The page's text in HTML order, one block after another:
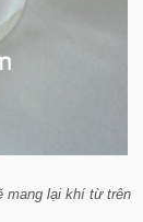
mang lại khí từ trên